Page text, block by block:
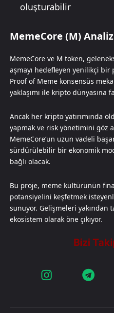
oluşturabilir
MemeCore (M)
MemeCore ve M token,
aşmayı hedefleyen yenilikçi bir
Proof of Meme konsensüs
yaklaşımı ile kripto dünyasına
Ancak her kripto yatırımında
yapmak ve risk yönetimini göz
MemeCore’un uzun vadeli
sürdürülebilir bir ekonomik
bağlı olacak.
Bu proje, meme kültürünün
potansiyelini keşfetmek
sunuyor. Gelişmeleri yakından
ekosistem olarak öne çıkıyor.